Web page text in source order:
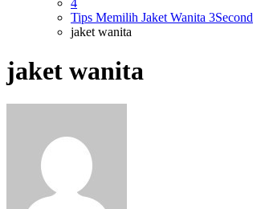
Tips Memilih Jaket Wanita 3Second
jaket wanita
jaket wanita